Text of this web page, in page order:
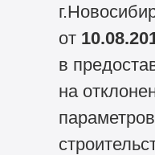
от
в
на